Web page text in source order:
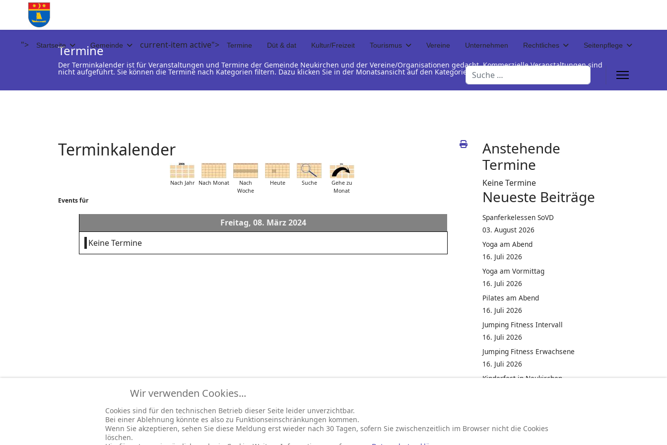
"> Startseite Gemeinde current-item active"> Termine Düt & dat Kultur/Freizeit Tourismus Vereine Unternehmen Rechtliches Seitenpflege
Suchen
Termine
Der Terminkalender ist für Veranstaltungen und Termine der Gemeinde Neukirchen und der Vereine/Organisationen gedacht. Kommerzielle Veranstaltungen sind
nicht aufgeführt. Sie können die Termine nach Kategorien filtern. Dazu klicken Sie in der Monatsansicht auf den Kategorienamen unterhalb der Termintabelle
Terminkalender
Nach Jahr Nach Monat
Nach
Woche
Heute Suche
Gehe zu
Monat
Events für
Freitag, 08. März 2024
Keine Termine
Anstehende
Termine
Keine Termine
Neueste Beiträge
Spanferkelessen SoVD
03. August 2026
Yoga am Abend
16. Juli 2026
Yoga am Vormittag
16. Juli 2026
Pilates am Abend
16. Juli 2026
Jumping Fitness Intervall
16. Juli 2026
Jumping Fitness Erwachsene
16. Juli 2026
Kinderfest in Neukirchen
Wir verwenden Cookies...
Cookies sind für den technischen Betrieb dieser Seite leider unverzichtbar.
Bei einer Ablehnung könnte es also zu Funktionseinschränkungen kommen.
Wenn Sie akzeptieren, sehen Sie diese Meldung erst wieder nach 30 Tagen, sofern Sie zwischenzeitlich im Browser nicht die Cookies
löschen.